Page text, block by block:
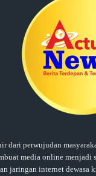
perwujudan
media online
jaringan internet